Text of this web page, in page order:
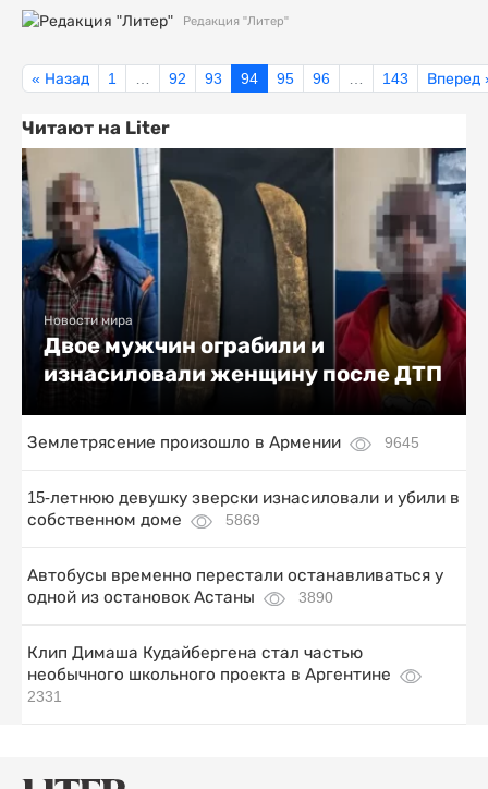
Редакция "Литер"
« Назад 1 92 93 94 95 96 143 Вперед
Читают на Liter
Новости мира
Двое мужчин ограбили и
изнасиловали женщину после ДТП
Землетрясение произошло в Армении 9645
15-летнюю девушку зверски изнасиловали и убили в
собственном доме
5869
Автобусы временно перестали останавливаться у
одной из остановок Астаны
3890
Клип Димаша Кудайбергена стал частью
необычного школьного проекта в Аргентине
2331